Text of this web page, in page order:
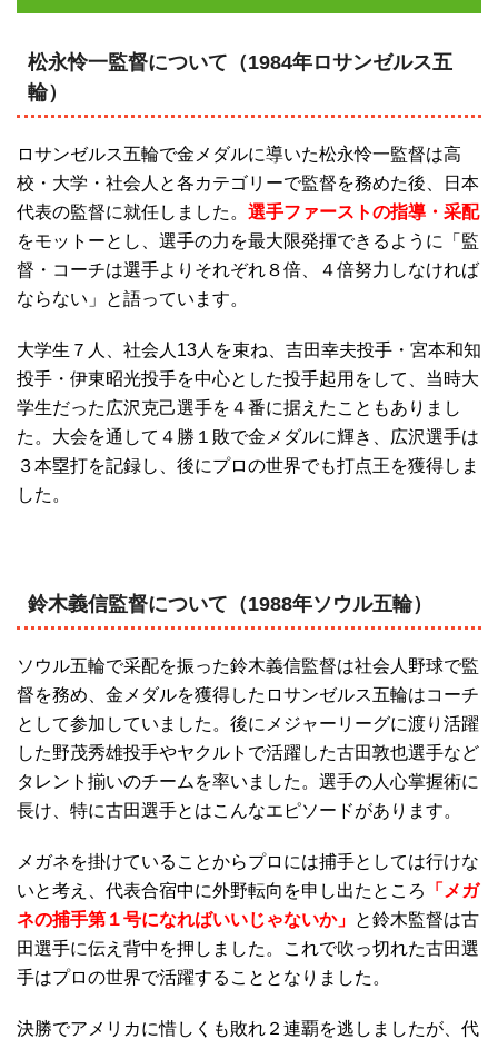
松永怜一監督について（1984年ロサンゼルス五
輪）
ロサンゼルス五輪で金メダルに導いた松永怜一監督は高
校・大学・社会人と各カテゴリーで監督を務めた後、日本
代表の監督に就任しました。 選手ファーストの指導・采配
をモットーとし、選手の力を最大限発揮できるように「監
督・コーチは選手よりそれぞれ８倍、４倍努力しなければ
ならない」と語っています。
大学生７人、社会人13人を束ね、吉田幸夫投手・宮本和知
投手・伊東昭光投手を中心とした投手起用をして、当時大
学生だった広沢克己選手を４番に据えたこともありまし
た。大会を通して４勝１敗で金メダルに輝き、広沢選手は
３本塁打を記録し、後にプロの世界でも打点王を獲得しま
した。
鈴木義信監督について（1988年ソウル五輪）
ソウル五輪で采配を振った鈴木義信監督は社会人野球で監
督を務め、金メダルを獲得したロサンゼルス五輪はコーチ
として参加していました。後にメジャーリーグに渡り活躍
した野茂秀雄投手やヤクルトで活躍した古田敦也選手など
タレント揃いのチームを率いました。選手の人心掌握術に
長け、特に古田選手とはこんなエピソードがあります。
メガネを掛けていることからプロには捕手としては行けな
いと考え、代表合宿中に外野転向を申し出たところ
「メガ
ネの捕手第１号になればいいじゃないか」 と鈴木監督は古
田選手に伝え背中を押しました。これで吹っ切れた古田選
手はプロの世界で活躍することとなりました。
決勝でアメリカに惜しくも敗れ２連覇を逃しましたが、代